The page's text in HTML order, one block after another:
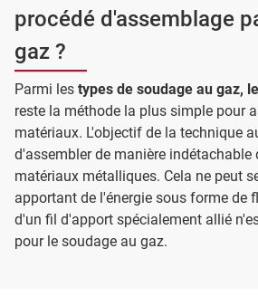
procédé d'assemblage
gaz ?
Parmi les types de soudage au gaz,
reste la méthode la plus simple pour
matériaux. L'objectif de la technique
d'assembler de manière
matériaux métalliques. Cela ne peut
apportant de l'énergie sous forme de
d'un fil d'apport spécialement allié
pour le soudage au gaz.